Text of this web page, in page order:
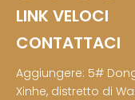
LINK VELOCI
CONTATTACI
Aggiungere: 5#
Xinhe, distretto di